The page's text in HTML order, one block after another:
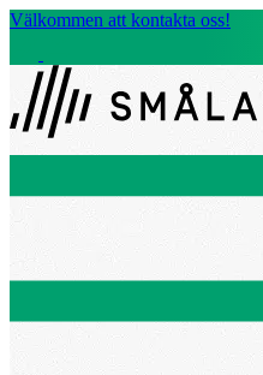
Välkommen att kontakta oss!